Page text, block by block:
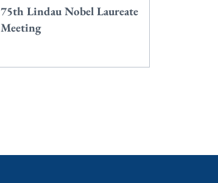
75th Lindau Nobel Laureate
Meeting